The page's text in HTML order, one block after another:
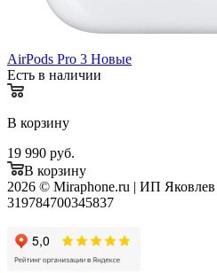
AirPods Pro 3 Новые
Есть в наличии
В корзину
19 990 руб.
В корзину
2026 © Miraphone.ru | ИП
319784700345837